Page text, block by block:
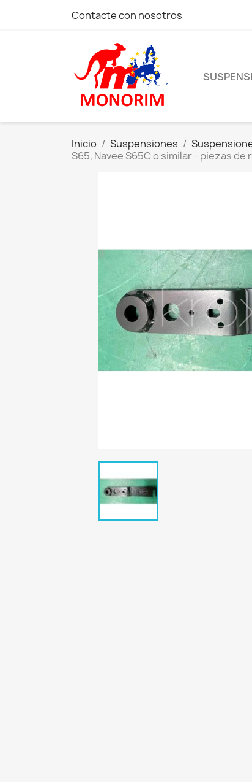
Contacte con nosotros
Inicio Suspensiones
S65, Navee S65C o similar - piezas de